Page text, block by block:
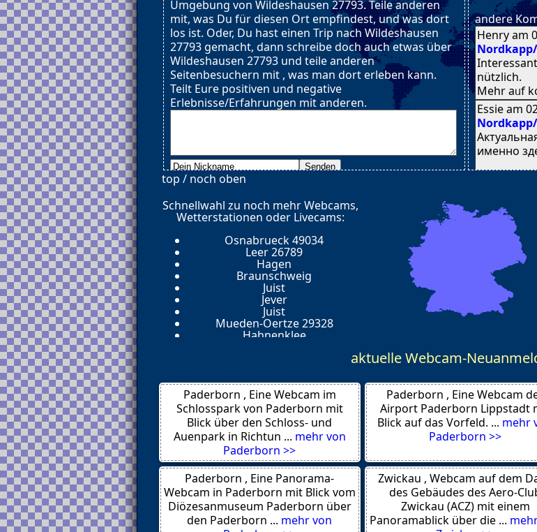
Umgebung von Wildeshausen 27793. Teile anderen
mit, was Du für diesen Ort empfindest, und was dort
los ist. Oder, Du hast einen Trip nach Wildeshausen
27793 gemacht, dann schreibe doch auch etwas über
Wildeshausen 27793 und teile anderen
Seitenbesuchern mit , was man dort erleben kann.
Teilt Eure positiven und negative
Erlebnisse/Erfahrungen mit anderen.
andere
Henry am
nützlich.
Meһr aᥙf
Essie am
именно
Знаете —
такой
этом в
холод.
супруга.
И вот
секс. Это
Никаких
можно
Так что
людям.
У меня
Девушки,
Короче —
Остаюсь
ник там —
Всем
top / noch oben
Schnellwahl zu noch mehr Webcams,
Wetterstationen oder Livecams:
Osnabrueck 49034
Leer 26789
Hagen
Braunschweig
Juist
Jever
Juist
Mueden-Oertze 29328
Hahnenklee
Langenhagen OT Kaltenweide
Juist
Schillig
Bad Essen
Hannover
Mariensiel 26452
Salzgitter Bad 38259
Celle
Roswell
Winsen
Wilhelmshaven
Wildeshausen
Wildemann
aktuelle Webcam-
Paderborn , Eine Webcam im
Schlosspark von Paderborn mit
Blick über den Schloss- und
Auenpark in Richtun ... mehr von
Paderborn >>
Paderborn , Eine Webcam
Airport Paderborn Lippstadt
Blick auf das Vorfeld. ... mehr
Paderborn >>
Paderborn , Eine Panorama-
Webcam in Paderborn mit Blick vom
Diözesanmuseum Paderborn über
den Paderborn ... mehr von
Zwickau , Webcam auf dem
des Gebäudes des Aero-
Zwickau (ACZ) mit einem
Panoramablick über die ...